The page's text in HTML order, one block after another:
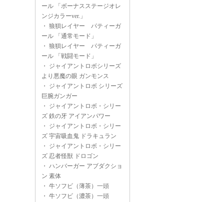
ール 「ボーナスステージオレ
ンジカラーver.」
・ 狼狽レイヤー パティーガ
ール 「通常モード」
・ 狼狽レイヤー パティーガ
ール 「戦闘モード」
・ ジャイアントロボシリーズ
より悪魔の眼 ガンモンス
・ ジャイアントロボ シリーズ
巨腕ガンガー
・ ジャイアントロボ・シリー
ズ 鉄の牙 アイアンパワー
・ ジャイアントロボ・シリー
ズ 宇宙吸血鬼 ドラキュラン
・ ジャイアントロボ・シリー
ズ 忍者怪獣 ドロゴン
・ ハンバーガー アブダクショ
ン 素体
・ 牛ソフビ（薄茶）一頭
・ 牛ソフビ（濃茶）一頭